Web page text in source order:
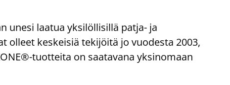
unesi laatua yksilöllisillä patja- ja
olleet keskeisiä tekijöitä jo vuodesta 2003,
tuotteita on saatavana yksinomaan